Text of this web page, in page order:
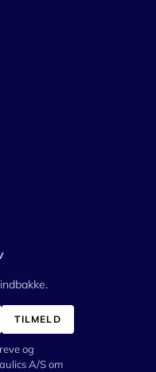
TILMELD
og
A/S om